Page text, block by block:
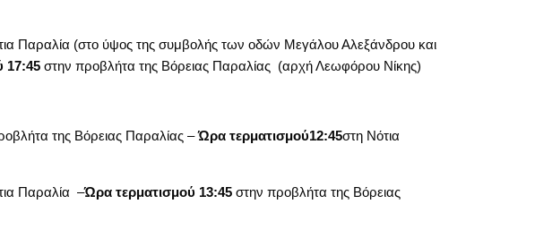
Παραλία (στο ύψος της συμβολής των οδών Μεγάλου Αλεξάνδρου και
17:45 στην προβλήτα της Βόρειας Παραλίας (αρχή Λεωφόρου Νίκης)
της Βόρειας Παραλίας –Ώρα τερματισμού12:45στη Νότια
Παραλία –Ώρα τερματισμού 13:45στην προβλήτα της Βόρειας